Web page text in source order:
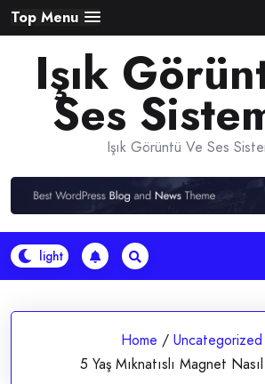
Skip
to
content
Top Menu
Işık
Ses
Işık Görüntü Ve Ses
Home / Uncategorized
5 Yaş Mıknatıslı Magnet Nasıl